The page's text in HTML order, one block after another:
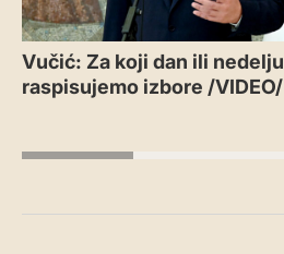
Vučić: Za koji dan ili nedelju
raspisujemo izbore /VIDEO/